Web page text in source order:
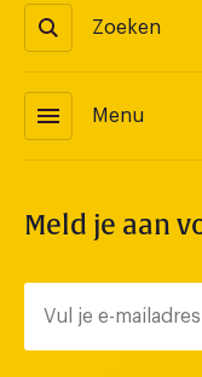
Zoeken
menu Menu
Meld je aan